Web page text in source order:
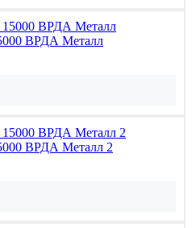
ВРДА Металл
ВРДА Металл 2